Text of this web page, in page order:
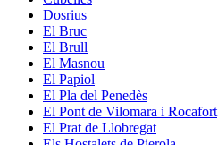
Dosrius
El Bruc
El Brull
El Masnou
El Papiol
El Pla del Penedès
El Pont de Vilomara i Rocafort
El Prat de Llobregat